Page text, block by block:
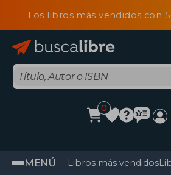
Los libros más vendidos con
0
MENÚ Libros más vendidos